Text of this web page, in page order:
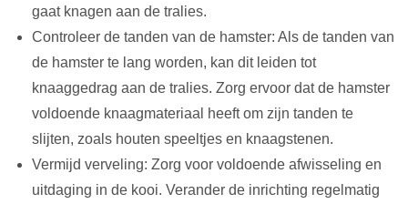
gaat knagen aan de tralies.
Controleer de tanden van de hamster: Als de tanden van
de hamster te lang worden, kan dit leiden tot
knaaggedrag aan de tralies. Zorg ervoor dat de hamster
voldoende knaagmateriaal heeft om zijn tanden te
slijten, zoals houten speeltjes en knaagstenen.
Vermijd verveling: Zorg voor voldoende afwisseling en
uitdaging in de kooi. Verander de inrichting regelmatig